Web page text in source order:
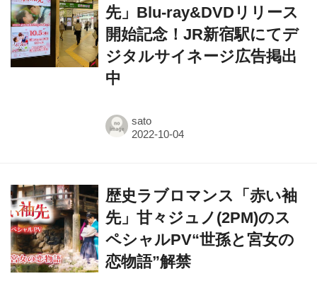
先」Blu-ray&DVDリリース
開始記念！JR新宿駅にてデ
ジタルサイネージ広告掲出
中
sato
歴史ラブロマンス「赤い袖
先」甘々ジュノ(2PM)のス
ペシャルPV“世孫と宮女の
恋物語”解禁